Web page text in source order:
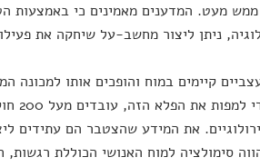
מעט. המדענים מאמינים כי באמצעות
ניתן ליצור מחשב-על שיחקה את
עצביים קיימים במוח והופכים אותו
את המידע שהצטבר הם עתידים
סימולציה למוח האנושי הכוללת רגשות,